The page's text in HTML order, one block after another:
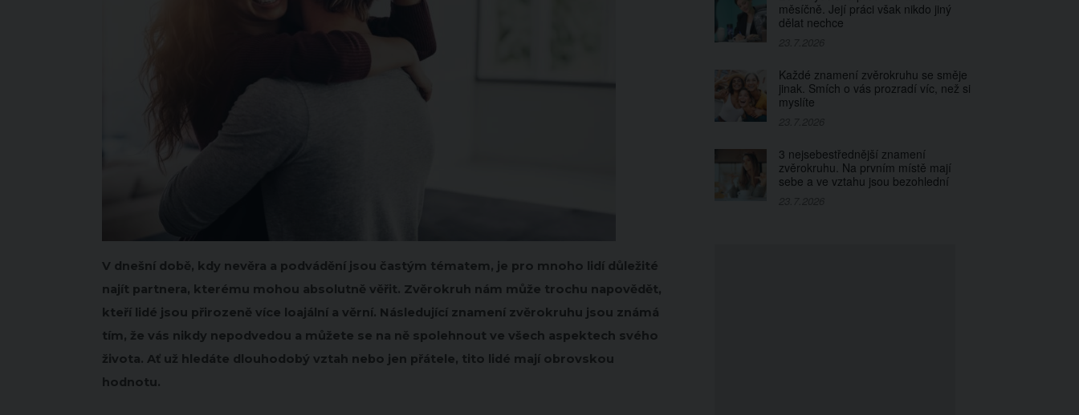
V dnešní době, kdy nevěra a podvádění jsou častým tématem, je pro mnoho lidí důležité
najít partnera, kterému mohou absolutně věřit. Zvěrokruh nám může trochu napovědět,
kteří lidé jsou přirozeně více loajální a věrní. Následující znamení zvěrokruhu jsou známá
tím, že vás nikdy nepodvedou a můžete se na ně spolehnout ve všech aspektech svého
života. Ať už hledáte dlouhodobý vztah nebo jen přátele, tito lidé mají obrovskou
hodnotu.
měsíčně. Její práci však nikdo jiný
dělat nechce
Každé znamení zvěrokruhu se směje
jinak. Smích o vás prozradí víc, než si
myslíte
3 nejsebestřednější znamení
zvěrokruhu. Na prvním místě mají
sebe a ve vztahu jsou bezohlední